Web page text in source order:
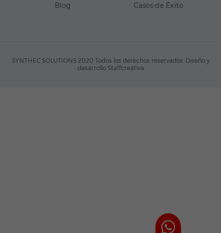
Blog Casos de Éxito
SYNTHEC SOLUTIONS 2020 Todos los derechos reservados. Diseño y
desarrollo Staffcreativa